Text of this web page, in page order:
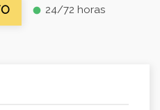
fiber_manual_record 24/72 horas